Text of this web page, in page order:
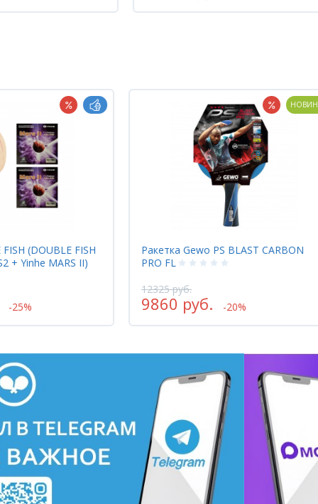
НОВИНКА
BLAST CARBON
-20%
Ракетка TTS ХОХЛОМА красный
2320 руб.
1856 руб. -20%